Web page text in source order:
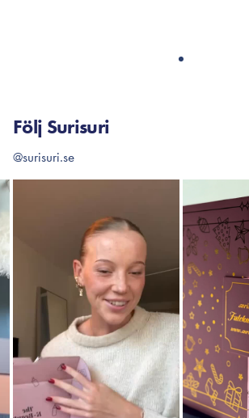
Följ Surisuri
@surisuri.se